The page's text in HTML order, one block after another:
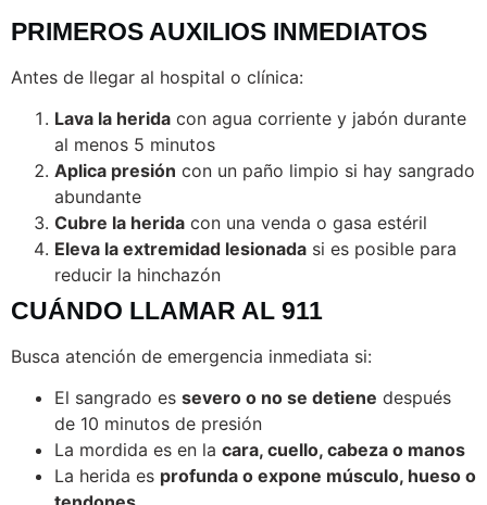
PRIMEROS AUXILIOS INMEDIATOS
Antes de llegar al hospital o clínica:
Lava la herida con agua corriente y jabón durante
al menos 5 minutos
Aplica presión con un paño limpio si hay sangrado
abundante
Cubre la herida con una venda o gasa estéril
Eleva la extremidad lesionada si es posible para
reducir la hinchazón
CUÁNDO LLAMAR AL 911
Busca atención de emergencia inmediata si:
El sangrado es severo o no se detiene después
de 10 minutos de presión
La mordida es en la cara, cuello, cabeza o manos
La herida es profunda o expone músculo, hueso o